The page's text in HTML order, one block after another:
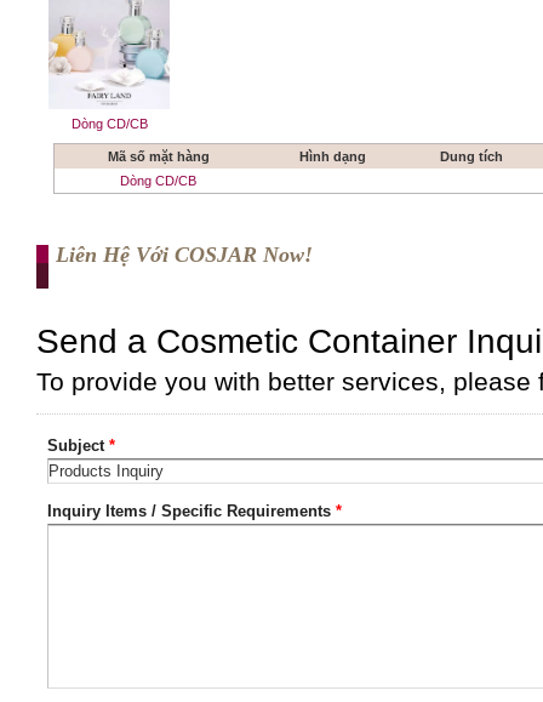
Dòng CD/CB
Mã số mặt hàng Hình dạng
Dung tích
Dòng CD/CB
Liên Hệ Với COSJAR Now!